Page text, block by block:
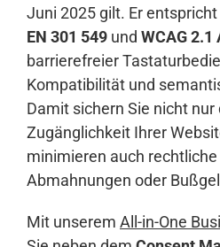
Juni 2025 gilt. Er
EN 301 549 und WCAG 2.1
barrierefreier
Kompatibilität und
Damit sichern Sie nicht nur
Zugänglichkeit Ihrer
minimieren auch rechtliche
Abmahnungen oder
Mit unserem All-in-One